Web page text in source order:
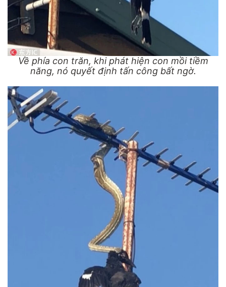
Về phía con trăn, khi phát hiện con mồi tiềm
năng, nó quyết định tấn công bất ngờ.